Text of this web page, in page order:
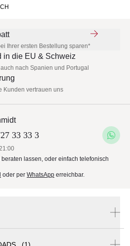
Ihrer ersten Bestellung sparen*
in die EU & Schweiz
nach Spanien und Portugal
Kunden vertrauen uns
33 33 3
lassen, oder einfach telefonisch
oder per WhatsApp erreichbar.
(1)